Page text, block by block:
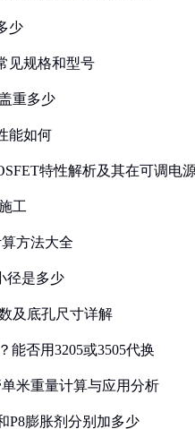
少
见规格和型号
重多少
能如何
特性解析及其在可调电
工
方法大全
径是多少
及底孔尺寸详解
能否用3205或3505代换
米重量计算与应用分析
P8膨胀剂分别加多少